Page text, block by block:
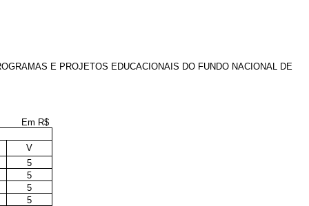
E PROJETOS EDUCACIONAIS DO FUNDO NACIONAL DE
Em R$
V
5
5
5
5